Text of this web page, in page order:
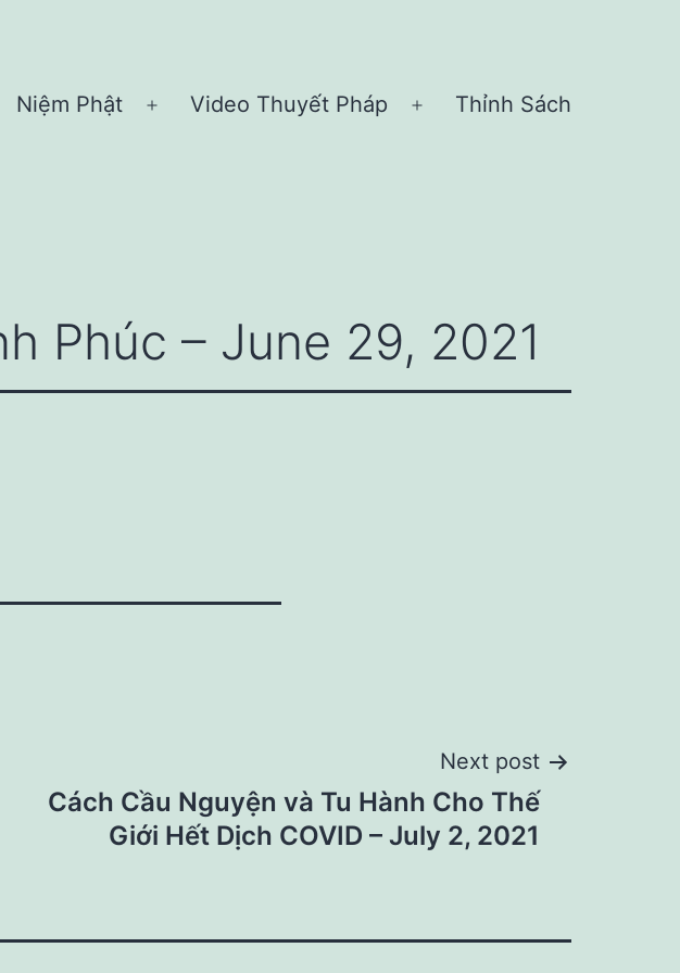
Niệm Phật
Open
Video Thuyết Pháp
Open
Thỉnh Sách
Phúc – June 29, 2021
Next post
Cách Cầu Nguyện và Tu Hành Cho Thế
Giới Hết Dịch COVID – July 2, 2021